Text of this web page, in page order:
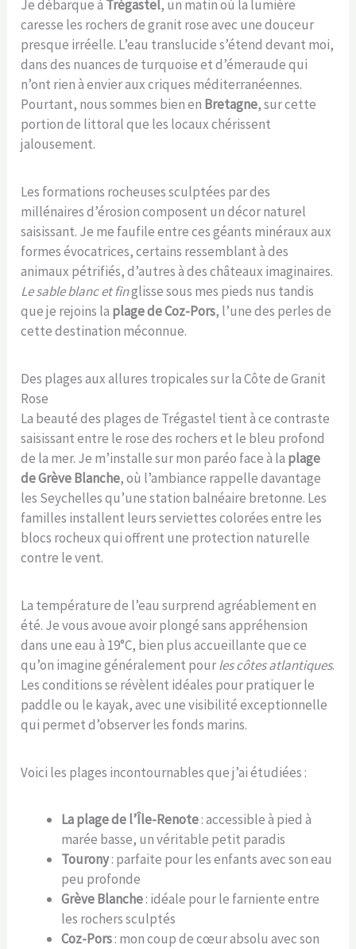
Je débarque à Trégastel, un matin où la lumière
caresse les rochers de granit rose avec une douceur
presque irréelle. L’eau translucide s’étend devant moi,
dans des nuances de turquoise et d’émeraude qui
n’ont rien à envier aux criques méditerranéennes.
Pourtant, nous sommes bien en Bretagne, sur cette
portion de littoral que les locaux chérissent
jalousement.
Les formations rocheuses sculptées par des
millénaires d’érosion composent un décor naturel
saisissant. Je me faufile entre ces géants minéraux aux
formes évocatrices, certains ressemblant à des
animaux pétrifiés, d’autres à des châteaux imaginaires.
Le sable blanc et finglisse sous mes pieds nus tandis
que je rejoins la plage de Coz-Pors, l’une des perles de
cette destination méconnue.
Des plages aux allures tropicales sur la Côte de Granit
Rose
La beauté des plages de Trégastel tient à ce contraste
saisissant entre le rose des rochers et le bleu profond
de la mer. Je m’installe sur mon paréo face à la plage
de Grève Blanche, où l’ambiance rappelle davantage
les Seychelles qu’une station balnéaire bretonne. Les
familles installent leurs serviettes colorées entre les
blocs rocheux qui offrent une protection naturelle
contre le vent.
La température de l’eau surprend agréablement en
été. Je vous avoue avoir plongé sans appréhension
dans une eau à 19°C, bien plus accueillante que ce
qu’on imagine généralement pourles côtes atlantiques.
Les conditions se révèlent idéales pour pratiquer le
paddle ou le kayak, avec une visibilité exceptionnelle
qui permet d’observer les fonds marins.
Voici les plages incontournables que j’ai étudiées :
La plage de l’Île-Renote: accessible à pied à
marée basse, un véritable petit paradis
Tourony: parfaite pour les enfants avec son eau
peu profonde
Grève Blanche: idéale pour le farniente entre
les rochers sculptés
Coz-Pors: mon coup de cœur absolu avec son